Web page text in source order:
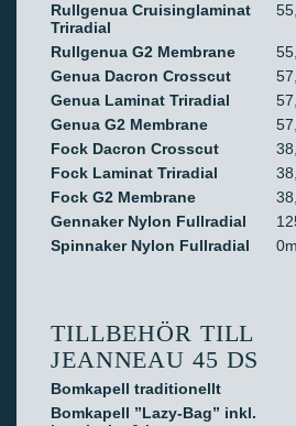
Rullgenua Cruisinglaminat
Triradial
Rullgenua G2 Membrane
Genua Dacron Crosscut
Genua Laminat Triradial
Genua G2 Membrane
Fock Dacron Crosscut
Fock Laminat Triradial
Fock G2 Membrane
Gennaker Nylon Fullradial
Spinnaker Nylon Fullradial
TILLBEHÖR TILL
JEANNEAU 45 DS
Bomkapell traditionellt
Bomkapell ”Lazy-Bag” inkl.